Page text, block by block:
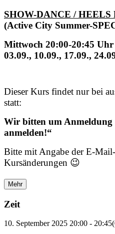
SHOW-DANCE / HEELS
(Active City Summer-
Mittwoch 20:00-20:45 Uhr
03.09., 10.09., 17.09.,
Dieser Kurs findet nur bei
statt:
Wir bitten um Anmeldung
anmelden!“
Bitte mit Angabe der E-
Kursänderungen 😉
Mehr
Zeit
10. September 2025 20:00 - 20:45